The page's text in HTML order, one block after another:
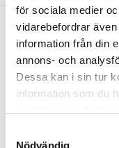
för sociala medier
vidarebefordrar
information från din
annons- och
Dessa kan i sin tur
information som du
Nödvändig